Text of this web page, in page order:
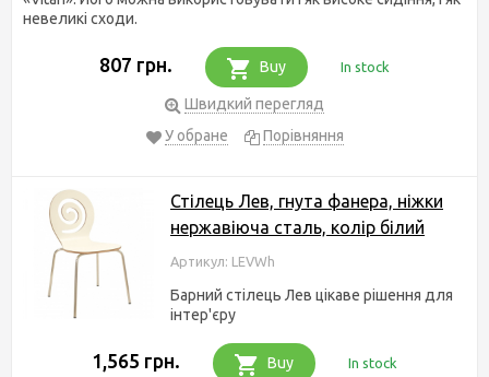
невеликі сходи.
807 грн. Buy In stock
Швидкий перегляд
У обране
Порівняння
Стілець Лев, гнута фанера, ніжки
нержавіюча сталь, колір білий
Артикул: LEVWh
Барний стілець Лев цікаве рішення для
інтер'єру
1,565 грн. Buy In stock